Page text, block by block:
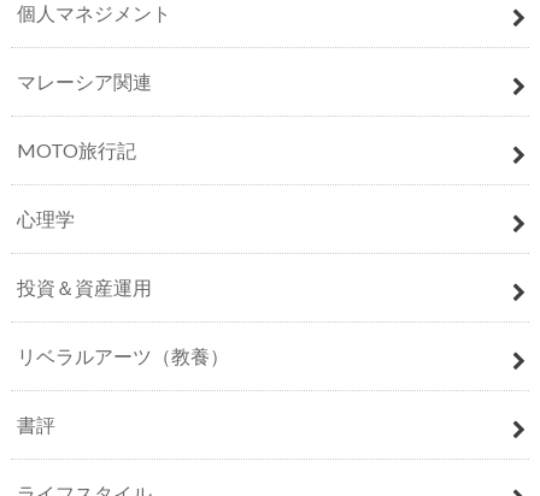
個人マネジメント
マレーシア関連
MOTO旅行記
心理学
投資＆資産運用
リベラルアーツ（教養）
書評